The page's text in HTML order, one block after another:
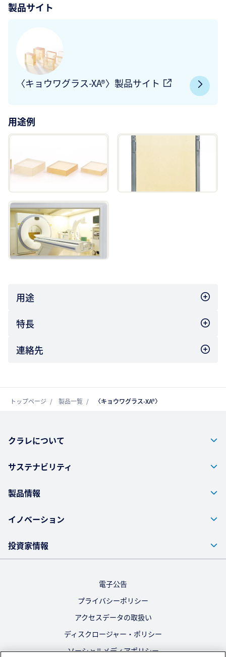
製品サイト
〈キョウワグラス-XA®〉製品サイト
用途例
用途
特長
連絡先
トップページ 製品一覧 〈キョウワグラス-XA®〉
クラレについて
サステナビリティ
製品情報
イノベーション
投資家情報
電子公告
プライバシーポリシー
アクセスデータの取扱い
ディスクロージャー・ポリシー
ソーシャルメディアポリシー